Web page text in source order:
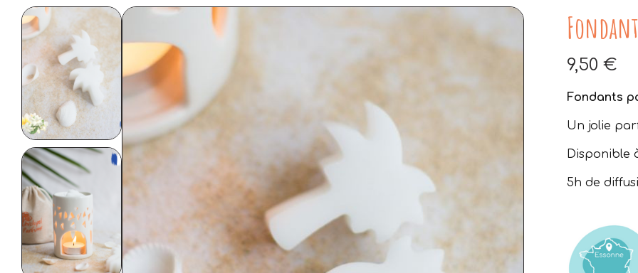
9,50 €
Fondants
Un jolie
Disponible
5h de